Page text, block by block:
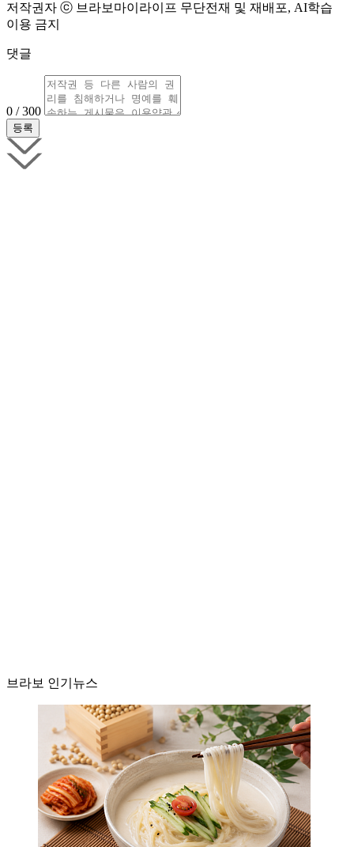
저작권자 ⓒ 브라보마이라이프 무단전재 및 재배포, AI학습
이용 금지
댓글
0 / 300
브라보 인기뉴스